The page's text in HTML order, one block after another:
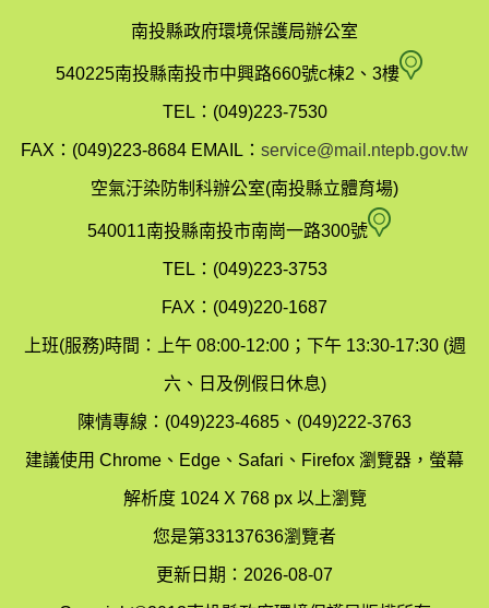
南投縣政府環境保護局辦公室
540225南投縣南投市中興路660號c棟2、3樓 南
縣
保
局
圖
TEL：(049)223-7530
FAX：(049)223-8684 EMAIL： service@mail.ntepb.gov.tw
空氣汙染防制科辦公室(南投縣立體育場)
540011南投縣南投市南崗一路300號 空
染
制
科
TEL：(049)223-3753
FAX：(049)220-1687
上班(服務)時間：上午 08:00-12:00；下午 13:30-17:30 (週
六、日及例假日休息)
陳情專線：(049)223-4685、(049)222-3763
建議使用 Chrome、Edge、Safari、Firefox 瀏覽器，螢幕
解析度 1024 X 768 px 以上瀏覽
您是第33137636瀏覽者
更新日期：2026-08-07